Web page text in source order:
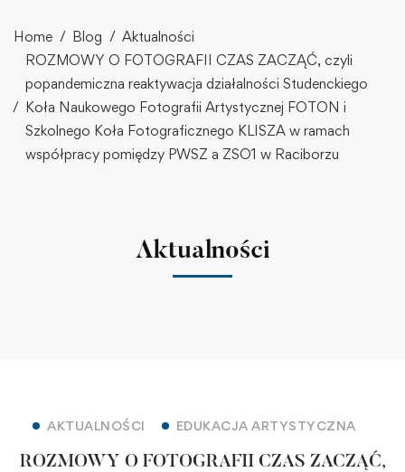
Home Blog
Aktualności
ROZMOWY O FOTOGRAFII CZAS ZACZĄĆ, czyli
popandemiczna reaktywacja działalności Studenckiego
Koła Naukowego Fotografii Artystycznej FOTON i
Szkolnego Koła Fotograficznego KLISZA w ramach
współpracy pomiędzy PWSZ a ZSO1 w Raciborzu
Aktualności
AKTUALNOŚCI EDUKACJA ARTYSTYCZNA
ROZMOWY O FOTOGRAFII CZAS ZACZĄĆ,